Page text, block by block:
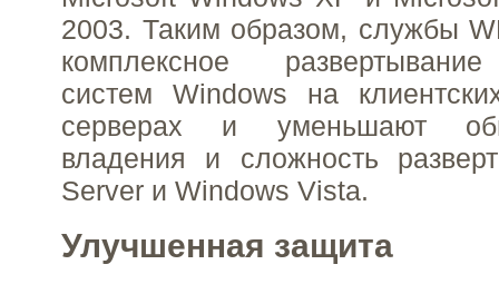
2003. Таким образом, службы
комплексное
систем Windows на
серверах и уменьшают
владения и сложность
Server и Windows Vista.
Улучшенная защита